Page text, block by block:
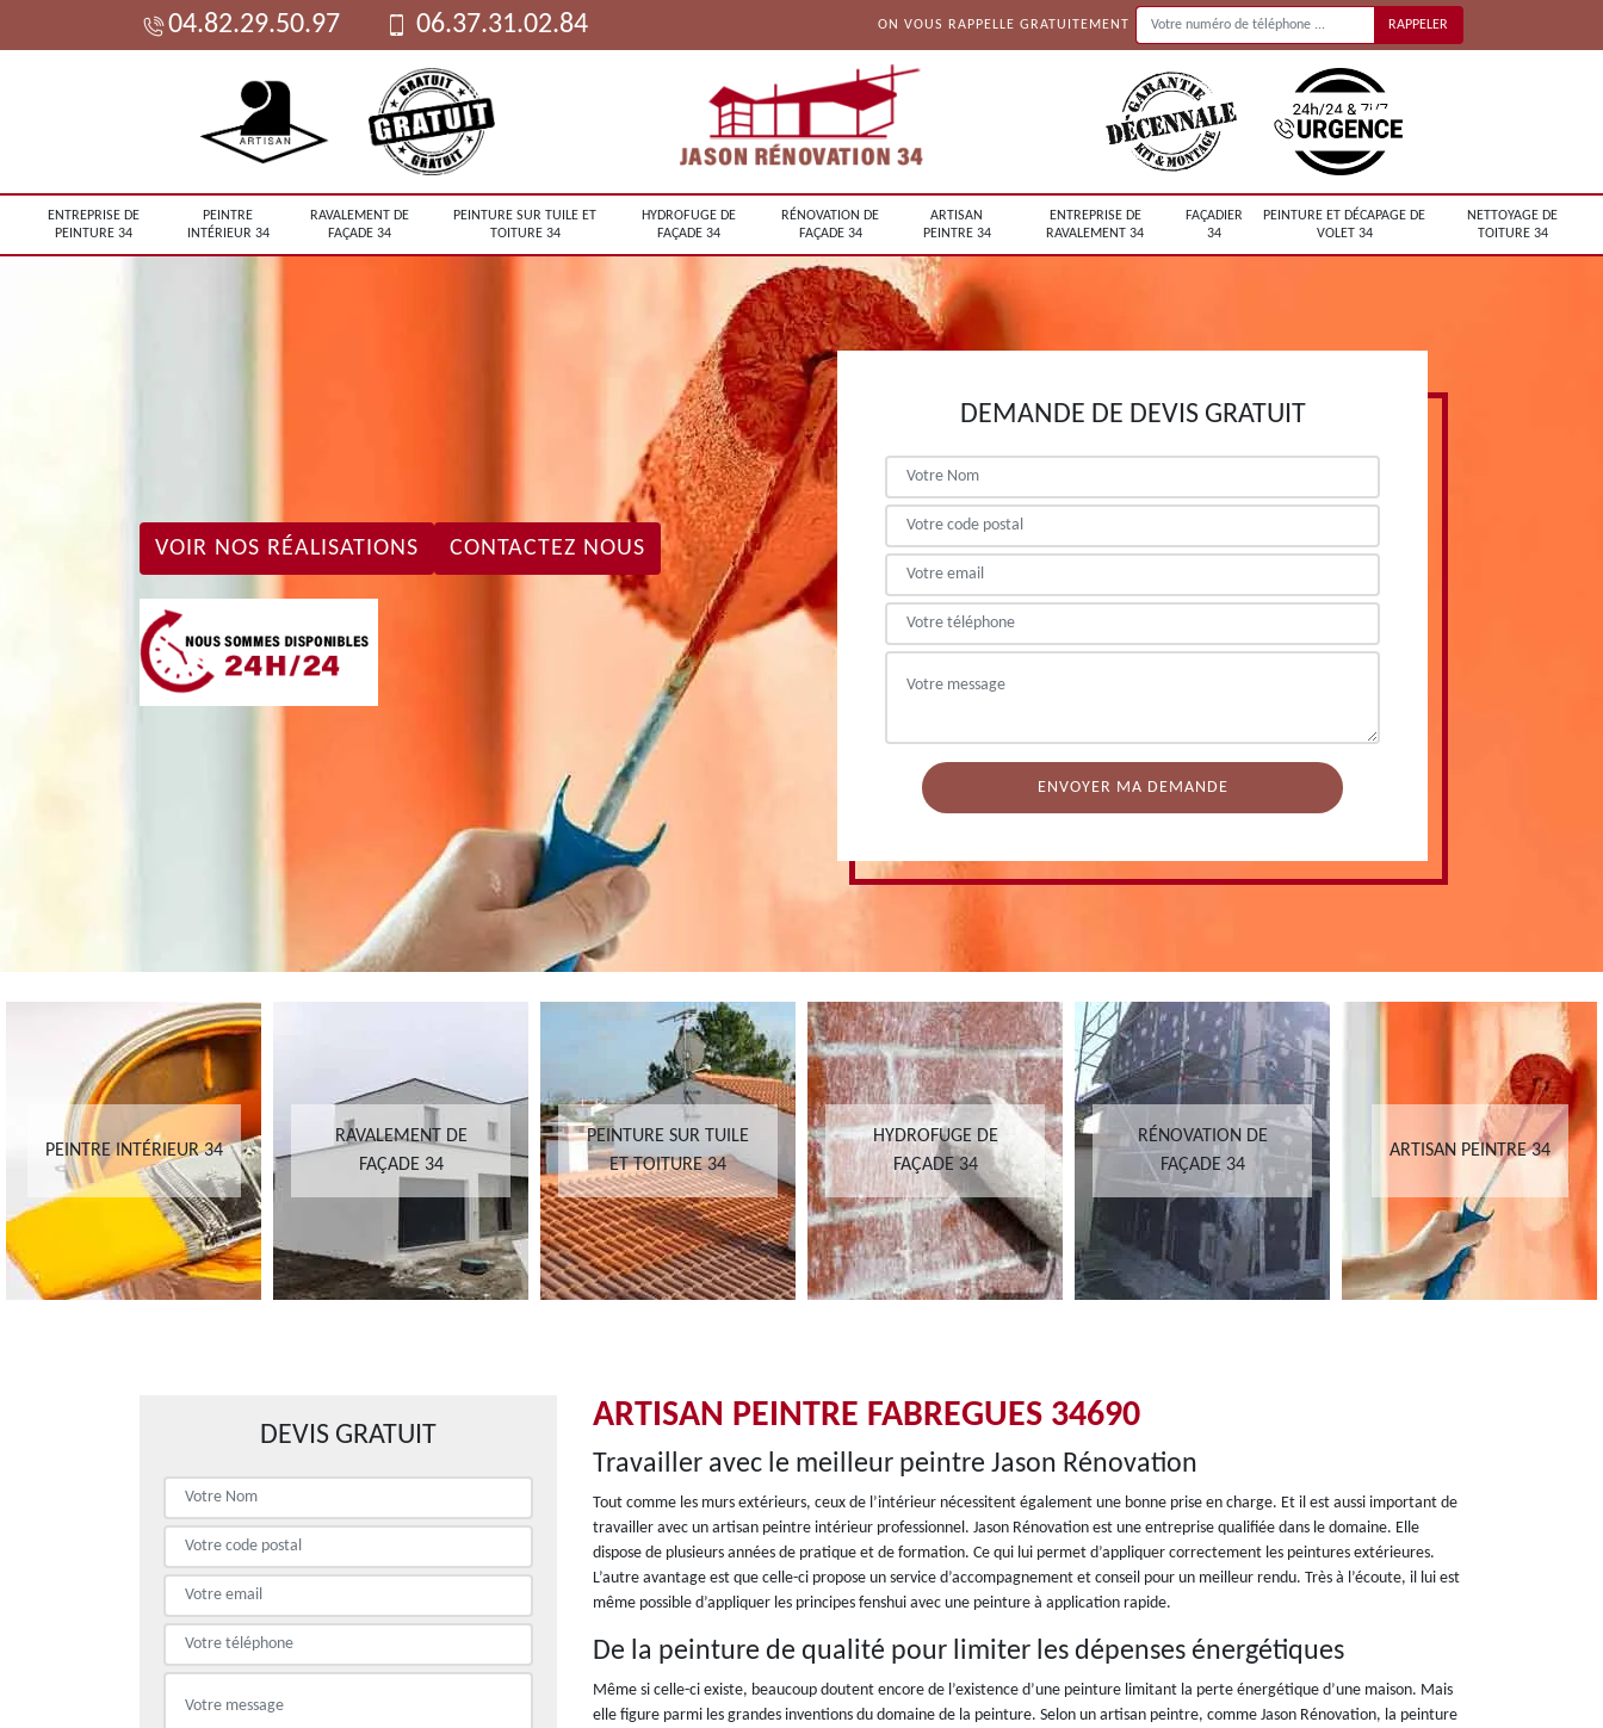
04.82.29.50.97 06.37.31.02.84 ON VOUS RAPPELLE GRATUITEMENT
ENTREPRISE DE
PEINTURE 34
PEINTRE
INTÉRIEUR 34
RAVALEMENT DE
FAÇADE 34
PEINTURE SUR TUILE ET
TOITURE 34
HYDROFUGE DE
FAÇADE 34
RÉNOVATION DE
FAÇADE 34
ARTISAN
PEINTRE 34
ENTREPRISE DE
RAVALEMENT 34
FAÇADIER
34
PEINTURE ET DÉCAPAGE DE
VOLET 34
NETTOYAGE DE
TOITURE 34
VOIR NOS RÉALISATIONS CONTACTEZ NOUS
DEMANDE DE DEVIS GRATUIT
PEINTRE INTÉRIEUR 34
RAVALEMENT DE
FAÇADE 34
PEINTURE SUR TUILE
ET TOITURE 34
HYDROFUGE DE
FAÇADE 34
RÉNOVATION DE
FAÇADE 34
ARTISAN PEINTRE 34
DEVIS GRATUIT
ARTISAN PEINTRE FABREGUES 34690
Travailler avec le meilleur peintre Jason Rénovation
Tout comme les murs extérieurs, ceux de l’intérieur nécessitent également une bonne prise en charge. Et il est aussi important de
travailler avec un artisan peintre intérieur professionnel. Jason Rénovation est une entreprise qualifiée dans le domaine. Elle
dispose de plusieurs années de pratique et de formation. Ce qui lui permet d’appliquer correctement les peintures extérieures.
L’autre avantage est que celle-ci propose un service d’accompagnement et conseil pour un meilleur rendu. Très à l’écoute, il lui est
même possible d’appliquer les principes fenshui avec une peinture à application rapide.
De la peinture de qualité pour limiter les dépenses énergétiques
Même si celle-ci existe, beaucoup doutent encore de l’existence d’une peinture limitant la perte énergétique d’une maison. Mais
elle figure parmi les grandes inventions du domaine de la peinture. Selon un artisan peintre, comme Jason Rénovation, la peinture